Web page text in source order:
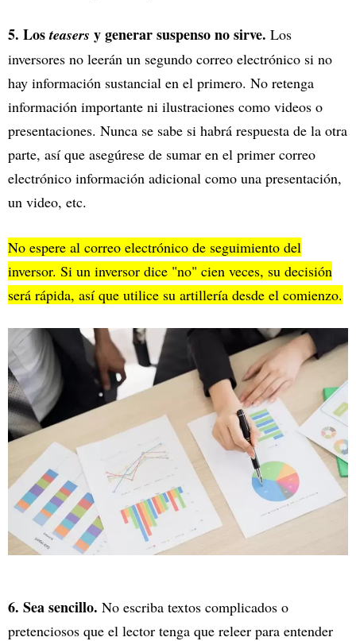
5. Losteasers y generar suspensono sirve. Los
inversores no leerán un segundo correo electrónico si no
hay información sustancial en el primero. No retenga
información importante ni ilustraciones como videos o
presentaciones. Nunca se sabe si habrá respuesta de la otra
parte, así que asegúrese de sumar en el primer correo
electrónico información adicional como una presentación,
un video, etc.
No espere al correo electrónico de seguimiento del
inversor. Si un inversor dice "no" cien veces, su decisión
será rápida, así que utilice su artillería desde el comienzo.
6. Sea sencillo. No escriba textos complicados o
pretenciosos que el lector tenga que releer para entender